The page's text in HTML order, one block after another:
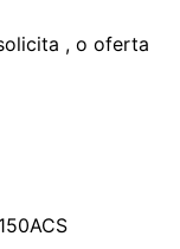
, o oferta